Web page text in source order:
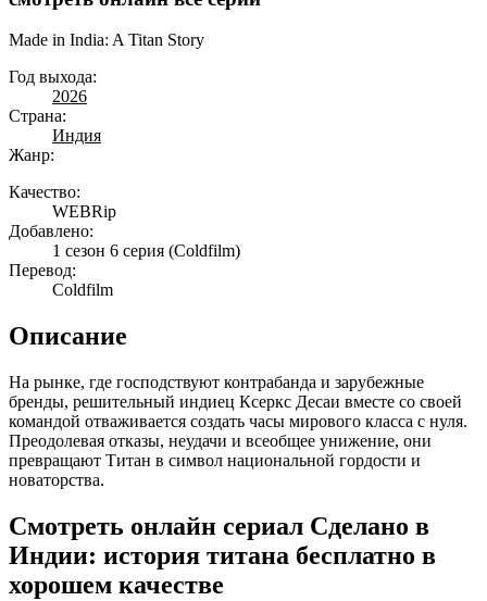
Made in India: A Titan Story
Год выхода:
2026
Страна:
Индия
Жанр:
Качество:
WEBRip
Добавлено:
1 сезон 6 серия (Coldfilm)
Перевод:
Coldfilm
Описание
На рынке, где господствуют контрабанда и зарубежные
бренды, решительный индиец Ксеркс Десаи вместе со своей
командой отваживается создать часы мирового класса с нуля.
Преодолевая отказы, неудачи и всеобщее унижение, они
превращают Титан в символ национальной гордости и
новаторства.
Смотреть онлайн сериал Сделано в
Индии: история титана бесплатно в
хорошем качестве